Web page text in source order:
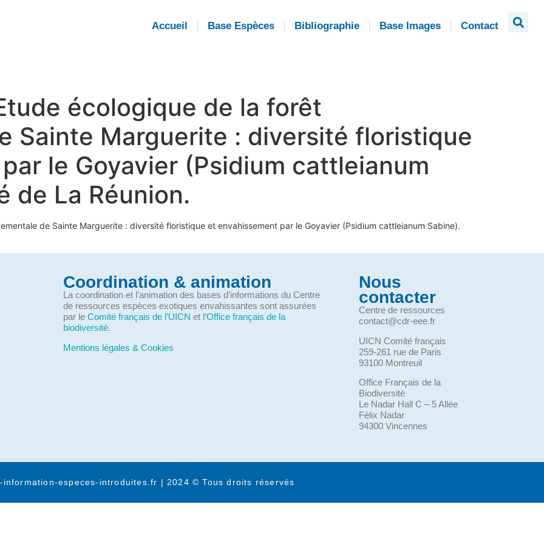
Accueil Base Espèces Bibliographie Base Images Contact
écologique de la forêt
Sainte Marguerite : diversité floristique
le Goyavier (Psidium cattleianum
de La Réunion.
de Sainte Marguerite : diversité floristique et envahissement par le Goyavier (Psidium cattleianum Sabine).
Coordination & animation
La coordination et l’animation des bases d’informations du Centre
de ressources espèces exotiques envahissantes sont assurées
par le Comité français de l’UICN et l’Office français de la
biodiversité.
Mentions légales & Cookies
Nous
contacter
Centre de ressources
contact@cdr-eee.fr
UICN Comité français
259-261 rue de Paris
93100 Montreuil
Office Français de la
Biodiversité
Le Nadar Hall C – 5 Allée
Félix Nadar
94300 Vincennes
information-especes-introduites.fr | 2024 © Tous droits réservés